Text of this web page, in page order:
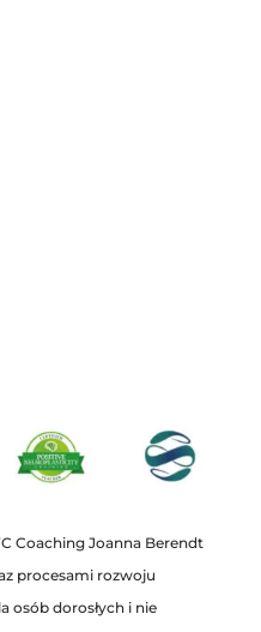
Coaching Joanna Berendt
procesami rozwoju
osób dorosłych i nie